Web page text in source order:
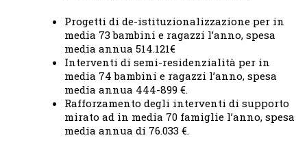
Progetti di de-istituzionalizzazione per in
media 73 bambini e ragazzi l’anno, spesa
media annua 514.121€
Interventi di semi-residenzialità per in
media 74 bambini e ragazzi l’anno, spesa
media annua 444-899 €.
Rafforzamento degli interventi di supporto
mirato ad in media 70 famiglie l’anno, spesa
media annua di 76.033 €.